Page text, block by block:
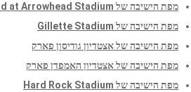
מפת הישיבה של GEHA Field at Arrowhead Stadium
מפת הישיבה של Gillette Stadium
מפת הישיבה של אצטדיון גודיסון פארק
מפת הישיבה של אצטדיון האמפדן פארק
מפת הישיבה של Hard Rock Stadium